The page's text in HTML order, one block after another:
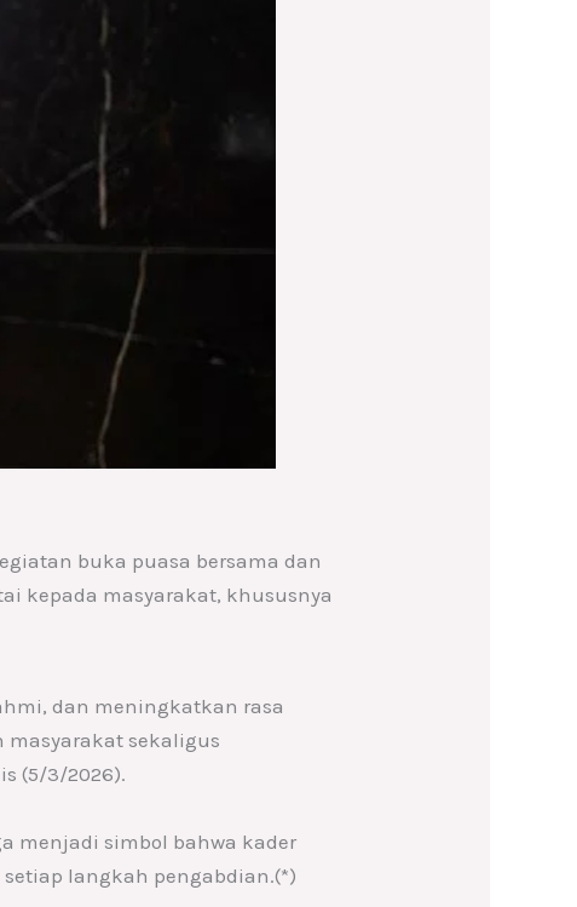
buka puasa bersama dan
kepada masyarakat, khususnya
dan meningkatkan rasa
sekaligus
(5/3/2026).
menjadi simbol bahwa kader
langkah pengabdian.(*)